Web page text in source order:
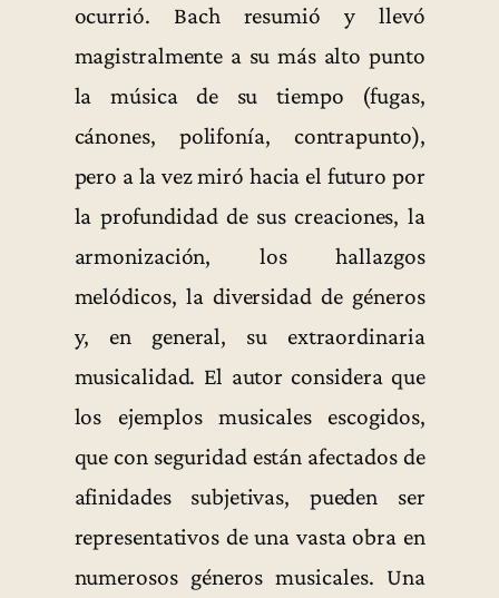
ocurrió. Bach resumió y llevó
magistralmente a su más alto punto
la música de su tiempo (fugas,
cánones, polifonía, contrapunto),
pero a la vez miró hacia el futuro por
la profundidad de sus creaciones, la
armonización, los hallazgos
melódicos, la diversidad de géneros
y, en general, su extraordinaria
musicalidad. El autor considera que
los ejemplos musicales escogidos,
que con seguridad están afectados de
afinidades subjetivas, pueden ser
representativos de una vasta obra en
numerosos géneros musicales. Una